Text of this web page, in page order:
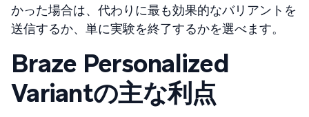
かった場合は、代わりに最も効果的なバリアントを
送信するか、単に実験を終了するかを選べます。
Braze Personalized
Variantの主な利点